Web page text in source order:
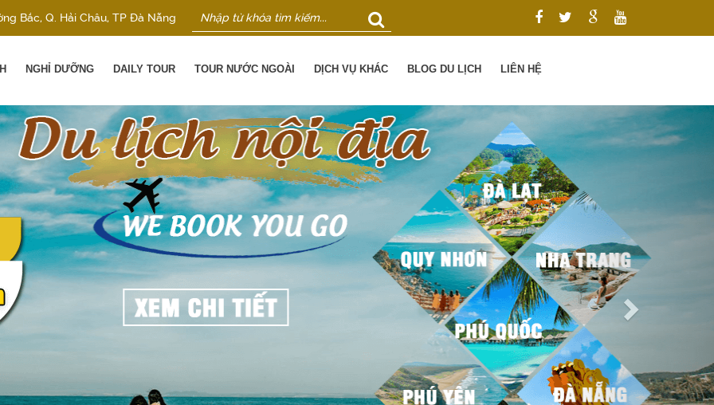
Bắc, Q. Hải Châu, TP Đà Nẵng
NGHỈ DƯỠNG DAILY TOUR TOUR NƯỚC NGOÀI DỊCH VỤ KHÁC BLOG DU LỊCH LIÊN HỆ
Next